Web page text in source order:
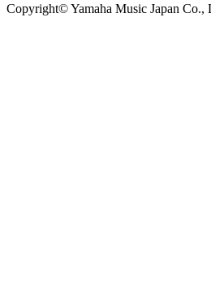
Copyright© Yamaha Music Japan Co.,